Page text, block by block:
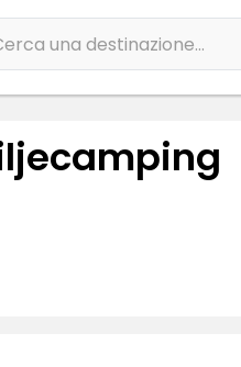
una destinazione...